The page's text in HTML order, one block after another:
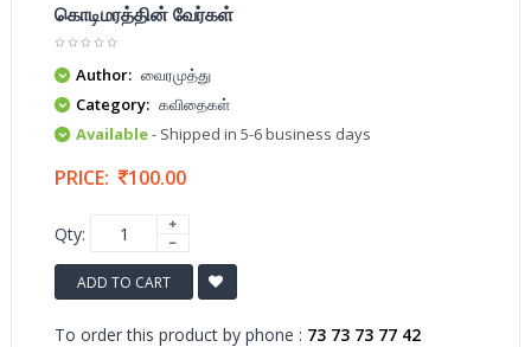
கொடிமரத்தின் வேர்கள்
Author: வைரமுத்து
Category: கவிதைகள்
Available- Shipped in 5-6 business days
PRICE: 100.00
Qty:
ADD TO CART
To order this product by phone : 73 73 73 77 42